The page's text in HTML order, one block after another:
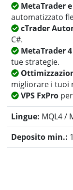
MetaTrader
automatizzato
cTrader
C#.
MetaTrader 4
tue strategie.
migliorare i tuoi
VPS FxProper
MQL4 /